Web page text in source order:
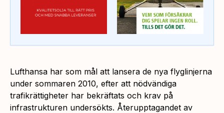
Lufthansa har som mål att lansera de nya flyglinjerna
under sommaren 2010, efter att nödvändiga
trafikrättigheter har bekräftats och krav på
infrastrukturen undersökts. Återupptagandet av